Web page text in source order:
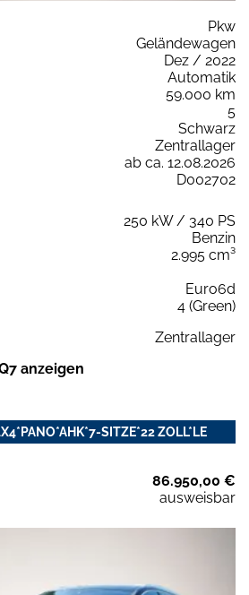
Pkw
Geländewagen
Dez / 2022
Automatik
59.000 km
5
Schwarz
Zentrallager
ab ca. 12.08.2026
D002702
250 kW / 340 PS
Benzin
2.995 cm³
Euro6d
4 (Green)
Zentrallager
anzeigen
SITZE*22 ZOLL*LE
86.950,00 €
ausweisbar